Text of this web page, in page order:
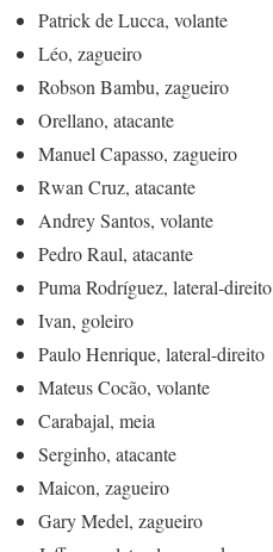
Patrick de Lucca, volante
Léo, zagueiro
Robson Bambu, zagueiro
Orellano, atacante
Manuel Capasso, zagueiro
Rwan Cruz, atacante
Andrey Santos, volante
Pedro Raul, atacante
Puma Rodríguez, lateral-direito
Ivan, goleiro
Paulo Henrique, lateral-direito
Mateus Cocão, volante
Carabajal, meia
Serginho, atacante
Maicon, zagueiro
Gary Medel, zagueiro